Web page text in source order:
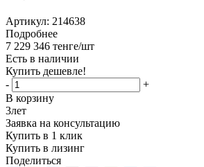
Артикул: 214638
Подробнее
7 229 346 тенге/шт
Есть в наличии
Купить дешевле!
-
+
В корзину
3лет
Заявка на консультацию
Купить в 1 клик
Купить в лизинг
Поделиться